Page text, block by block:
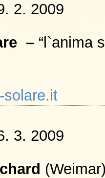
2. 2009
– “l`anima
solare.it
3. 2009